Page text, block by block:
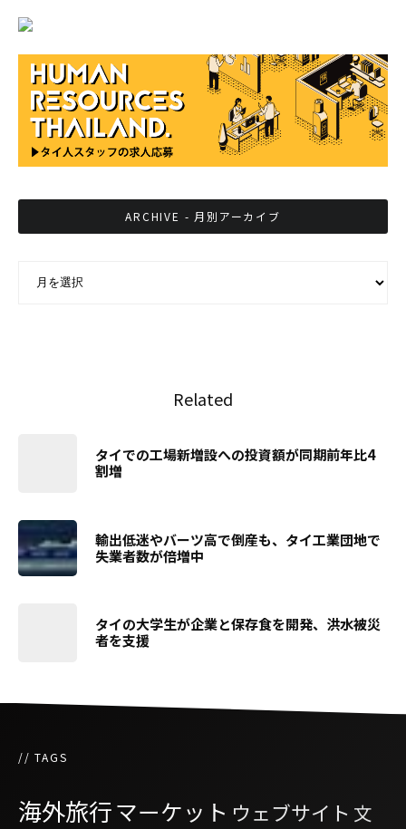
ARCHIVE - 月別アーカイブ
Related
タイでの工場新増設への投資額が同期前年比4
割増
輸出低迷やバーツ高で倒産も、タイ工業団地で
失業者数が倍増中
タイの大学生が企業と保存食を開発、洪水被災
者を支援
// TAGS
海外旅行マーケット ウェブサイト 文